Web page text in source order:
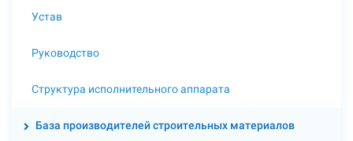
Устав
Руководство
Структура исполнительного аппарата
База производителей строительных материалов